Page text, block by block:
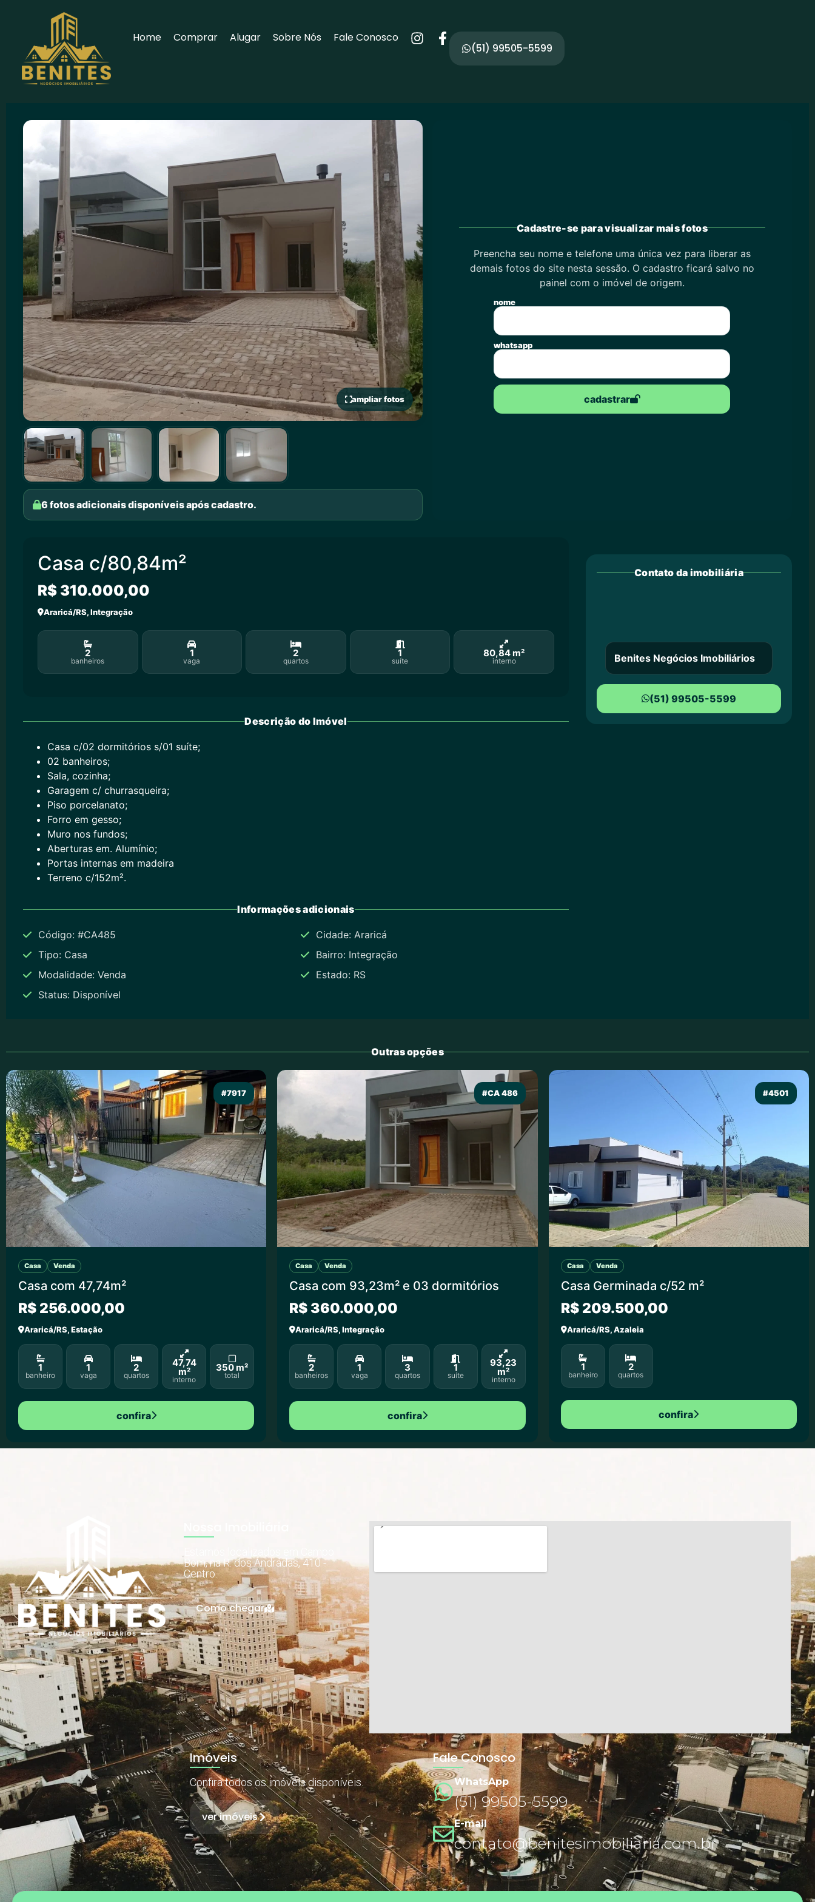
Home Comprar Alugar Sobre Nós Fale Conosco
(51) 99505-5599
ampliar fotos
6 fotos adicionais disponíveis após cadastro.
Cadastre-se para visualizar mais fotos
Preencha seu nome e telefone uma única vez para liberar as
demais fotos do site nesta sessão. O cadastro ficará salvo no
painel com o imóvel de origem.
nome
whatsapp
cadastrar
Casa c/80,84m²
R$ 310.000,00
Araricá/RS, Integração
2
banheiros
1
vaga
2
quartos
1
suíte
80,84 m²
interno
Descrição do Imóvel
Casa c/02 dormitórios s/01 suíte;
02 banheiros;
Sala, cozinha;
Garagem c/ churrasqueira;
Piso porcelanato;
Forro em gesso;
Muro nos fundos;
Aberturas em. Alumínio;
Portas internas em madeira
Terreno c/152m².
Informações adicionais
Código: #CA485
Tipo: Casa
Modalidade: Venda
Status: Disponível
Cidade: Araricá
Bairro: Integração
Estado: RS
Contato da imobiliária
Benites Negócios Imobiliários
(51) 99505-5599
Outras opções
#7917
Casa Venda
Casa com 47,74m²
R$ 256.000,00
Araricá/RS, Estação
1
banheiro
1
vaga
2
quartos
47,74
m²
interno
350 m²
total
confira
#CA 486
Casa Venda
Casa com 93,23m² e 03 dormitórios
R$ 360.000,00
Araricá/RS, Integração
2
banheiros
1
vaga
3
quartos
1
suíte
93,23
m²
interno
confira
#4501
Casa Venda
Casa Germinada c/52 m²
R$ 209.500,00
Araricá/RS, Azaleia
1
banheiro
2
quartos
confira
Bom, na R. dos Andradas, 410 -
Centro.
Como chegar
Imóveis
Confira todos os imóveis disponíveis.
ver imóveis
Fale Conosco
WhatsApp
(51) 99505-5599
E-mail
contato@benitesimobiliaria.com.br